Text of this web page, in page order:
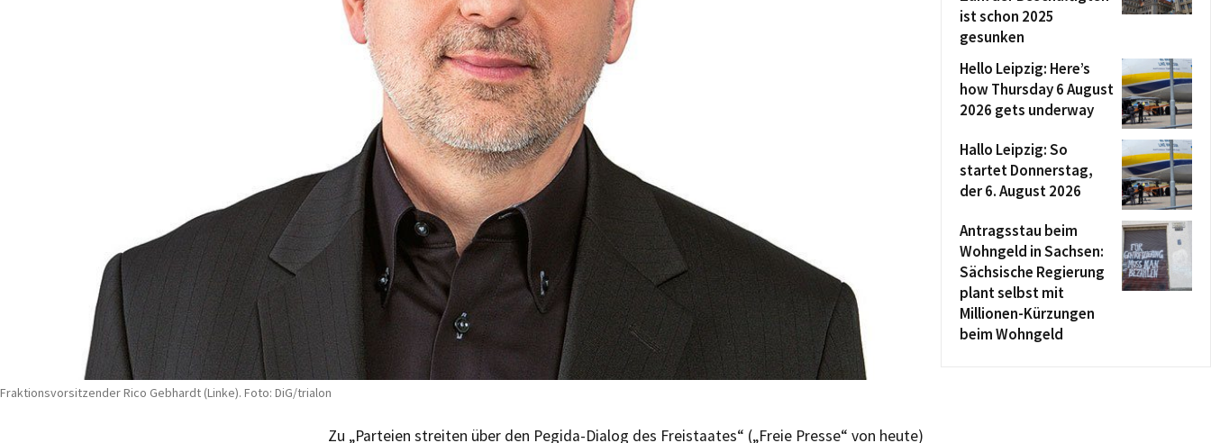
Fraktionsvorsitzender Rico Gebhardt (Linke). Foto: DiG/trialon
Zu „Parteien streiten über den Pegida-Dialog des Freistaates“ („Freie Presse“ von heute)
ist schon 2025
gesunken
Hello Leipzig: Here’s
how Thursday 6 August
2026 gets underway
Hallo Leipzig: So
startet Donnerstag,
der 6. August 2026
Antragsstau beim
Wohngeld in Sachsen:
Sächsische Regierung
plant selbst mit
Millionen-Kürzungen
beim Wohngeld